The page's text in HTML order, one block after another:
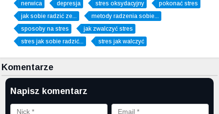
nerwica
depresja stres oksydacyjny
pokonać stres
jak sobie radzić ze...
metody radzenia sobie...
sposoby na stres
jak zwalczyć stres
stres jak sobie radzić...
stres jak walczyć
Komentarze
Napisz komentarz